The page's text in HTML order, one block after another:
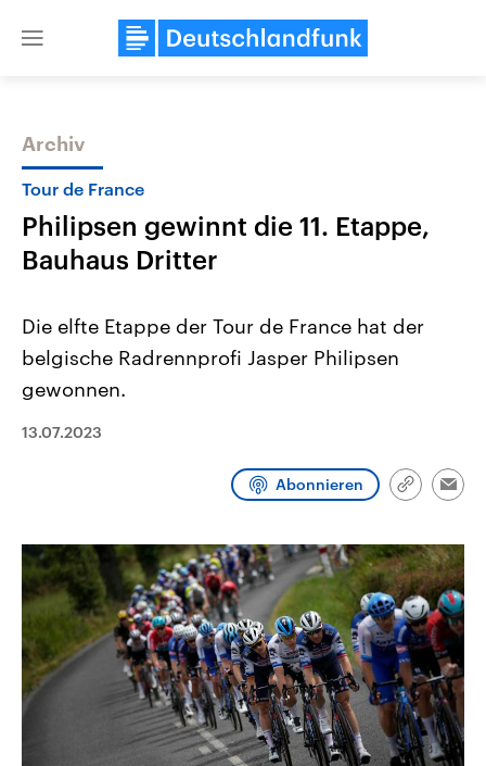
Close
Themen
2026
Sachsen-Anhalt wählt am 6.
Bundesland von einer Koalition aus
und Hintergründe zu den Parteien
und Kandidaten der anstehenden
Wahl.
den mächtigsten Ländern
mit großem Einfluss auf
aktuelle Weltgeschehen.
Sendungen Programm Podcasts
Audio-Archiv
Archiv
Tour de France
Philipsen gewinnt die 11. Etappe,
Bauhaus Dritter
Die elfte Etappe der Tour de France hat der
belgische Radrennprofi Jasper Philipsen
gewonnen.
13.07.2023
Abonnieren
Link